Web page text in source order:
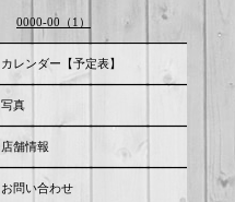
0000-00（1）
カレンダー【予定表】
写真
店舗情報
お問い合わせ